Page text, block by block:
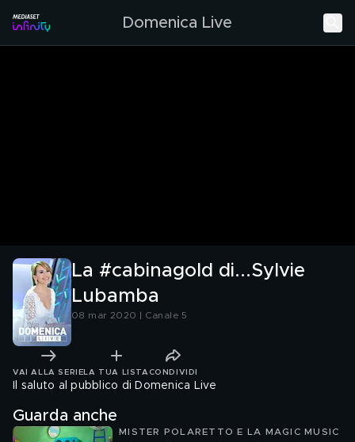
Domenica Live
La #cabinagold di...Sylvie
Lubamba
08 mar 2020 | Canale 5
VAI ALLA SERIE LA TUA LISTA CONDIVIDI
Il saluto al pubblico di Domenica Live
Guarda anche
MISTER POLARETTO E LA MAGIC MUSIC